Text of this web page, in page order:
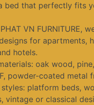
bed that perfectly fits
VN FURNITURE,
for apartments,
hotels.
oak wood,
powder-coated metal
platform beds,
vintage or classical